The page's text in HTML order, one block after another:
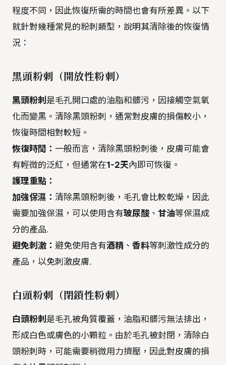
程度不同，因此恢復所需的時間也會有所差異。以下
就針對幾種常見的粉刺類型，說明其清除後的恢復情
況：
黑頭粉刺（開放性粉刺）
黑頭粉刺是毛孔開口處的油脂和髒污，因接觸空氣氧
化而變黑。清除黑頭粉刺，通常對皮膚的損傷較小，
恢復時間相對較短。
恢復時間： 一般而言，清除黑頭粉刺後，皮膚可能會
有輕微的泛紅，但通常在1-2天內即可恢復。
護理重點：
加強保濕： 清除黑頭粉刺後，毛孔會比較乾燥，因此
需要加強保濕，可以使用含有玻尿酸、 甘油等保濕成
分的產品.
避免刺激： 避免使用含有酒精 、 香料等刺激性成分的
產品，以免刺激皮膚.
白頭粉刺（閉鎖性粉刺）
白頭粉刺是毛孔被角質覆蓋，油脂和髒污無法排出，
形成白色或膚色的小顆粒。由於毛孔被封閉，清除白
頭粉刺時，可能需要稍微用力擠壓，因此對皮膚的損